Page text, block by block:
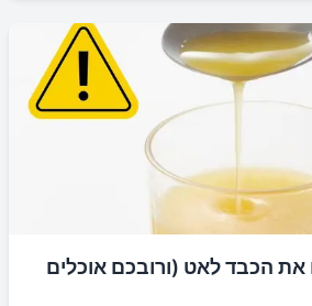
את הכבד לאט (ורובכם אוכלים